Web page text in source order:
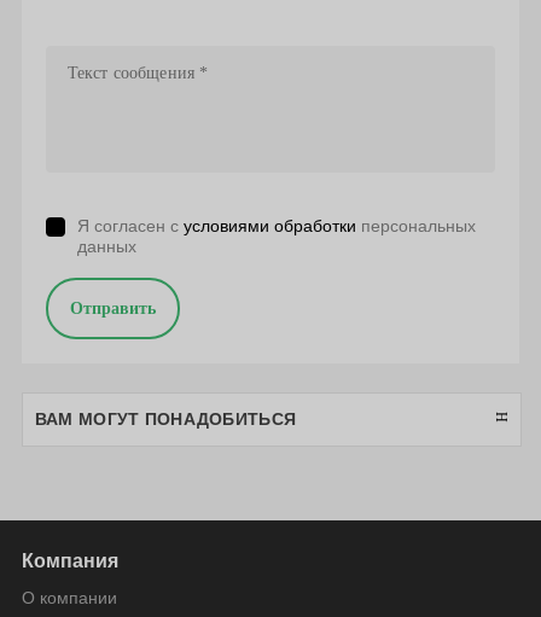
Я согласен с условиями обработки персональных
данных
Отправить
ВАМ МОГУТ ПОНАДОБИТЬСЯ
Компания
О компании